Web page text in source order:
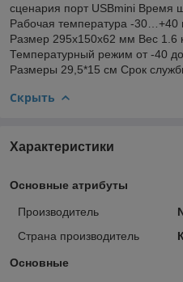
сценария порт USBmini
Рабочая температура -30…+40
Размер 295х150х62 мм Вес 1.6
Температурный режим от -40
Размеры 29,5*15 см Срок
Скрыть
Характеристики
Основные атрибуты
Производитель
Страна производитель
Основные